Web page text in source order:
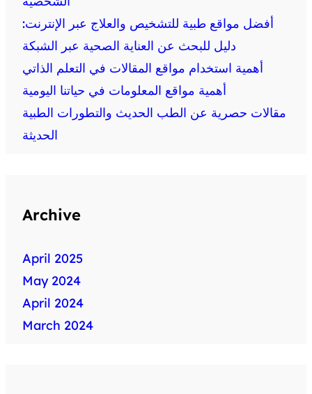
أفضل مواقع طبية للتشخيص والعلاج عبر الإنترنت:
دليل للبحث عن العناية الصحية عبر الشبكة
أهمية استخدام مواقع المقالات في التعلم الذاتي
أهمية مواقع المعلومات في حياتنا اليومية
مقالات حصرية عن الطب الحديث والتطورات الطبية
الحديثة
Archive
April 2025
May 2024
April 2024
March 2024